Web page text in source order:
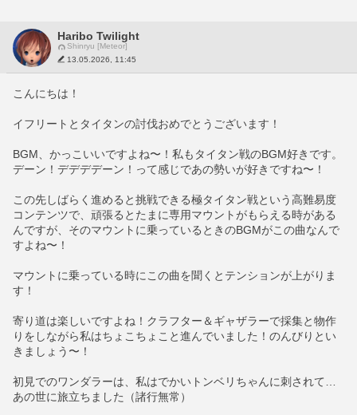
Haribo Twilight
Shinryu [Meteor]
13.05.2026, 11:45
こんにちは！
イフリートとタイタンの討伐おめでとうございます！
BGM、かっこいいですよね〜！私もタイタン戦のBGM好きです。
デーン！デデデデーン！って感じであの勢いが好きですね〜！
この先しばらく進めると挑戦できる極タイタン戦という高難易度
コンテンツで、頑張るとたまに専用マウントがもらえる時がある
んですが、そのマウントに乗っているときのBGMがこの曲なんで
すよね〜！
マウントに乗っている時にこの曲を聞くとテンションが上がりま
す！
寄り道は楽しいですよね！クラフター＆ギャザラーで採集と物作
りをしながら私はちょこちょこと進んでいました！のんびりとい
きましょう〜！
初見でのワンダラーは、私はでかいトンベリちゃんに刺されて…
あの世に旅立ちました（諸行無常）